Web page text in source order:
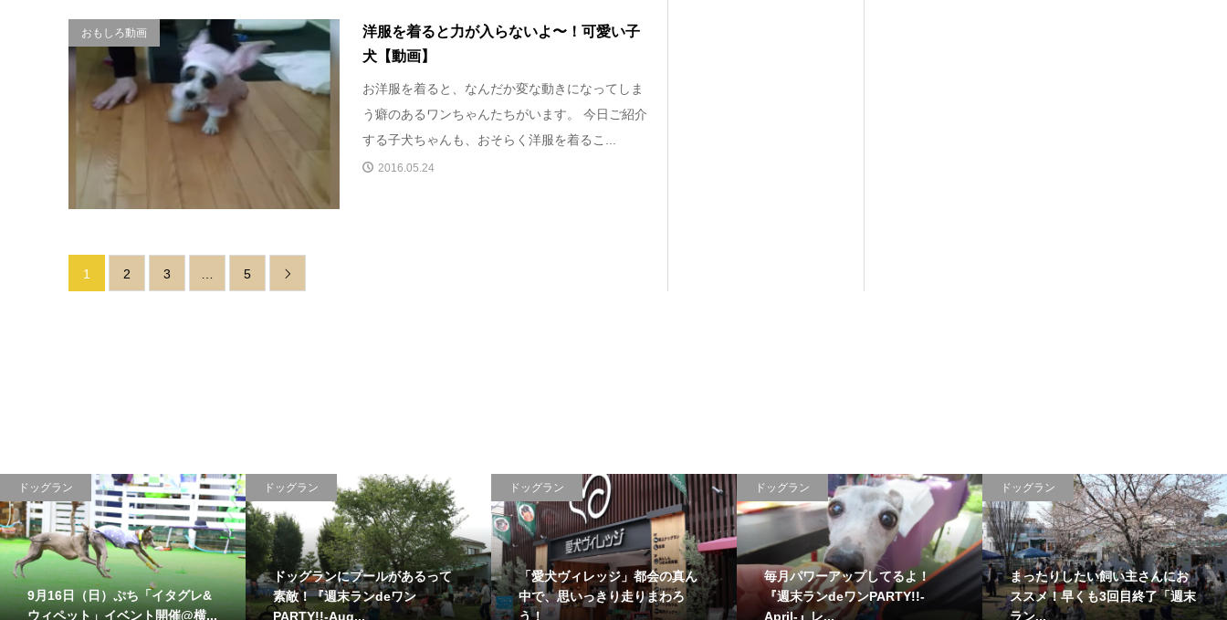
おもしろ動画
洋服を着ると力が入らないよ〜！可愛い子
犬【動画】
お洋服を着ると、なんだか変な動きになってしま
う癖のあるワンちゃんたちがいます。 今日ご紹介
する子犬ちゃんも、おそらく洋服を着るこ...
2016.05.24
1 2 3 … 5 
ドッグラン
9月16日（日）ぷち「イタグレ&
ウィペット」イベント開催@横...
ドッグラン
ドッグランにプールがあるって
素敵！『週末ランdeワン
PARTY!!-Aug...
ドッグラン
「愛犬ヴィレッジ」都会の真ん
中で、思いっきり走りまわろ
う！
ドッグラン
毎月パワーアップしてるよ！
『週末ランdeワンPARTY!!-
April-』レ...
ドッグラン
まったりしたい飼い主さんにお
ススメ！早くも3回目終了「週末
ラン...